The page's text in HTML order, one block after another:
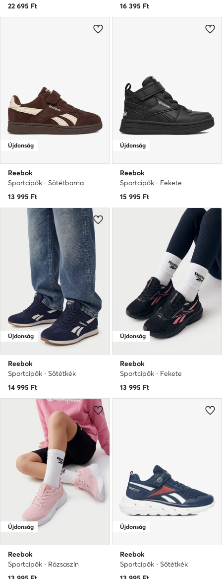
22 695 Ft
16 395 Ft
Újdonság
Reebok
Sportcipők · Sötétbarna
13 995 Ft
Újdonság
Reebok
Sportcipők · Fekete
15 995 Ft
Újdonság
Reebok
Sportcipők · Sötétkék
14 995 Ft
Újdonság
Reebok
Sportcipők · Fekete
13 995 Ft
Újdonság
Reebok
Sportcipők · Rózsaszín
Újdonság
Reebok
Sportcipők · Sötétkék